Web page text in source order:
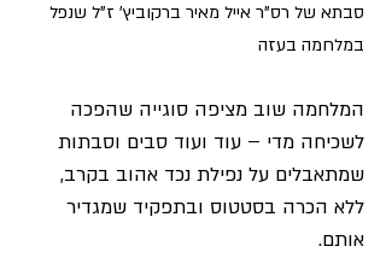
סבתא של רס"ר אייל מאיר ברקוביץ' ז"ל שנפל
במלחמה בעזה
המלחמה שוב מציפה סוגייה שהפכה
לשכיחה מדי – עוד ועוד סבים וסבתות
שמתאבלים על נפילת נכד אהוב בקרב,
ללא הכרה בסטטוס ובתפקיד שמגדיר
אותם.